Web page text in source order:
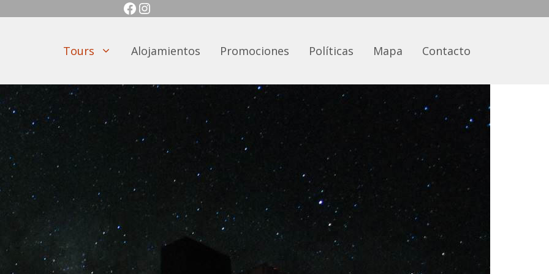
Facebook
Instagram
Tours Alojamientos Promociones Políticas Mapa Contacto